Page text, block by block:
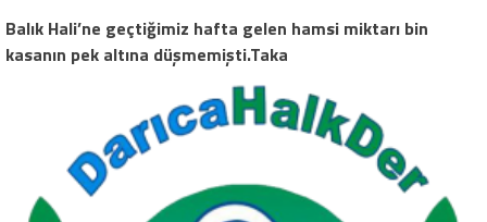
Balık Hali’ne geçtiğimiz hafta gelen hamsi miktarı bin
kasanın pek altına düşmemişti.Taka